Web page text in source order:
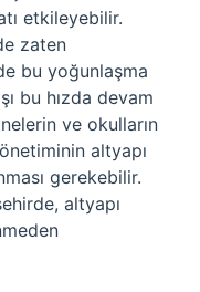
etkileyebilir.
zaten
bu yoğunlaşma
bu hızda devam
ve okulların
altyapı
gerekebilir.
altyapı